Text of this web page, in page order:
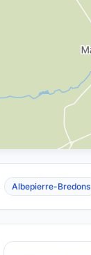
Albepierre-Bredons